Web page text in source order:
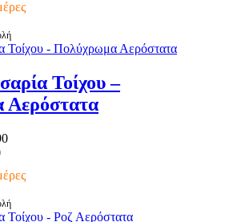
€181.00
€387.00
Τοίχου –
Price
€181.00
€387.00